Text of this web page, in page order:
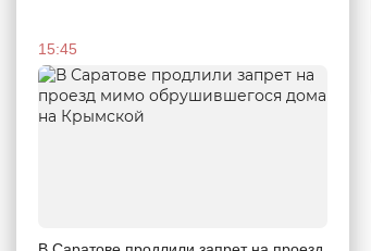
15:45